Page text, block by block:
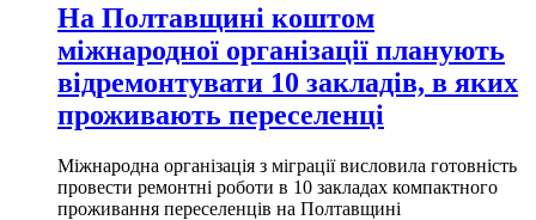
На Полтавщині коштом
міжнародної організації планують
відремонтувати 10 закладів, в яких
проживають переселенці
Міжнародна організація з міграції висловила готовність
провести ремонтні роботи в 10 закладах компактного
проживання переселенців на Полтавщині